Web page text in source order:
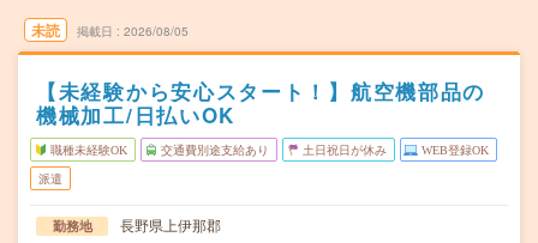
未読 掲載日 2026/08/05
【未経験から安心スタート！】航空機部品の
機械加工/日払いOK
職種未経験OK 交通費別途支給あり 土日祝日が休み WEB登録OK
派遣
勤務地 長野県上伊那郡